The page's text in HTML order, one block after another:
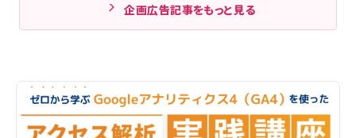
企画広告記事をもっと見る